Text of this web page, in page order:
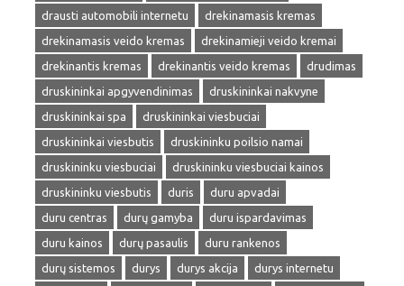
drausti automobili internetu
drekinamasis kremas
drekinamasis veido kremas
drekinamieji veido kremai
drekinantis kremas
drekinantis veido kremas
drudimas
druskininkai apgyvendinimas
druskininkai nakvyne
druskininkai spa
druskininkai viesbuciai
druskininkai viesbutis
druskininku poilsio namai
druskininku viesbuciai
druskininku viesbuciai kainos
druskininku viesbutis
duris
duru apvadai
duru centras
durų gamyba
duru ispardavimas
duru kainos
durų pasaulis
duru rankenos
durų sistemos
durys durys akcija
durys internetu